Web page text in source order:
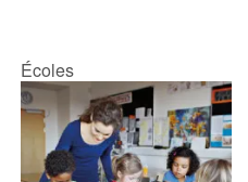
Écoles